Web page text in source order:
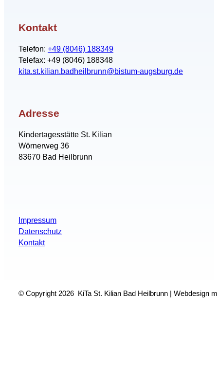
Kontakt
Telefon: +49 (8046) 188349
Telefax: +49 (8046) 188348
kita.st.kilian.badheilbrunn@bistum-augsburg.de
Adresse
Kindertagesstätte St. Kilian
Wörnerweg 36
83670 Bad Heilbrunn
Impressum
Datenschutz
Kontakt
© Copyright 2026 KiTa St. Kilian Bad Heilbrunn | Webdesign